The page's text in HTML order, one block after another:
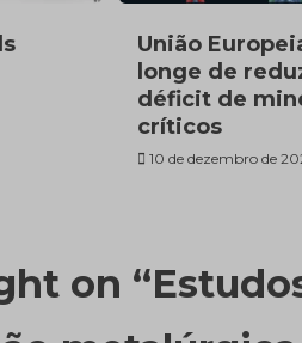
União
longe de
déficit de
críticos
10 de dezembro de
on “